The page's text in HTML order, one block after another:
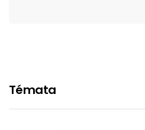
Témata